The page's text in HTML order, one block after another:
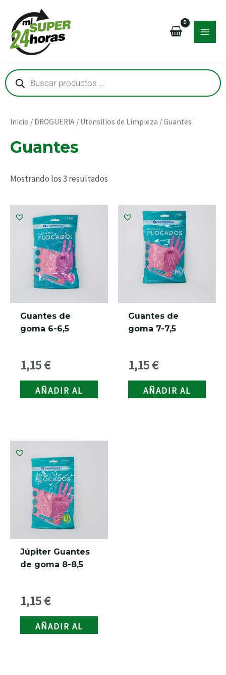
contenido
Búsqueda
de
productos
Inicio / DROGUERIA / Utensilios de Limpieza / Guantes
Guantes
Mostrando los 3 resultados
Guantes de
goma 6-6,5
1,15€
AÑADIR AL
CARRITO
Guantes de
goma 7-7,5
1,15€
AÑADIR AL
CARRITO
Júpiter Guantes
de goma 8-8,5
1,15€
AÑADIR AL
CARRITO